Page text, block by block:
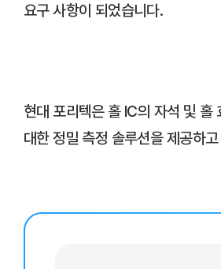
요구 사항이 되었습니다.
현대 포리텍은 홀 IC의 자석 및 홀
대한 정밀 측정 솔루션을 제공하